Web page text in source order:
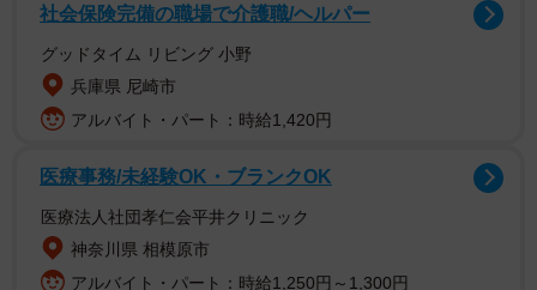
社会保険完備の職場で介護職/ヘルパー
グッドタイム リビング 小野
兵庫県 尼崎市
アルバイト・パート：時給1,420円
医療事務/未経験OK・ブランクOK
医療法人社団孝仁会平井クリニック
神奈川県 相模原市
アルバイト・パート：時給1,250円～1,300円